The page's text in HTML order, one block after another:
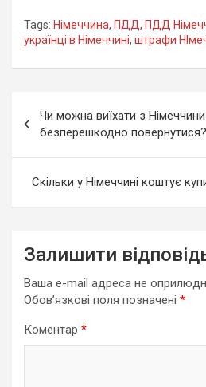
Tags: Німеччина, ПДД , ПДД
українці в Німеччині, штрафи
записів
Чи можна виїхати з Німеччини
безперешкодно повернутися?
Скільки у Німеччині коштує
Залишити
Ваша e-mail адреса не
Обов’язкові поля позначені *
Коментар *